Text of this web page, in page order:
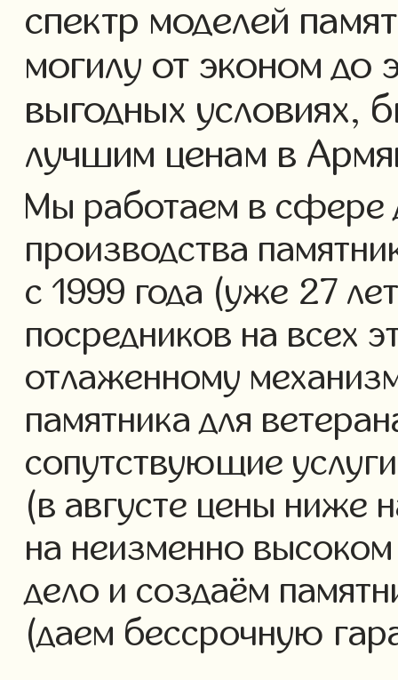
спектр моделей
могилу от эконом до
выгодных условиях,
лучшим ценам в
Мы работаем в сфере
производства
с 1999 года (уже 27
посредников на всех
отлаженному
памятника для
сопутствующие
(в августе цены ниже
на неизменно
дело и создаём
(даем бессрочную